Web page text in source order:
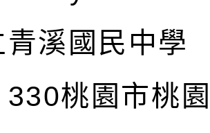
青溪國民中學
330桃園市桃